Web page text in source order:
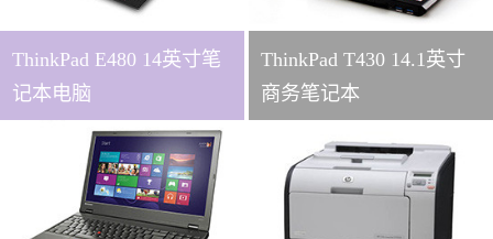
ThinkPad E480 14英寸笔
记本电脑
ThinkPad T430 14.1英寸
商务笔记本